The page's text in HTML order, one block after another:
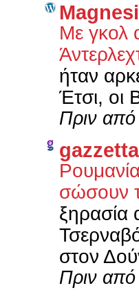
Με γκολ
ήταν
Έτσι, οι
Πριν από
σώσουν
ξηρασία
στον
Πριν από